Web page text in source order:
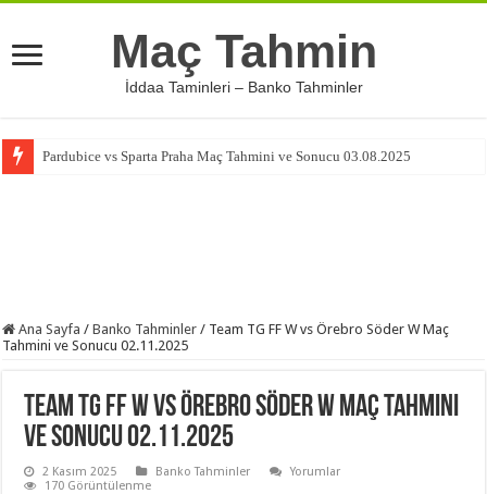
Maç Tahmin
İddaa Taminleri – Banko Tahminler
Pardubice vs Sparta Praha Maç Tahmini ve Sonucu 03.08.2025
Ana Sayfa / Banko Tahminler / Team TG FF W vs Örebro Söder W Maç
Tahmini ve Sonucu 02.11.2025
Team TG FF W vs Örebro Söder W Maç Tahmini
ve Sonucu 02.11.2025
2 Kasım 2025 Banko Tahminler
Yorumlar
170 Görüntülenme